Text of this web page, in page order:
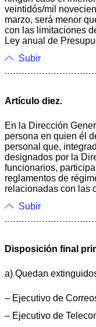
veintidós/mil
marzo, será menor
con las limitaciones
Ley anual de
Subir
Artículo diez.
En la Dirección
persona en quien él
personal que,
designados por la
funcionarios,
reglamentos de
relacionadas con las
Subir
Disposición final
a) Quedan
– Ejecutivo de
– Ejecutivo de